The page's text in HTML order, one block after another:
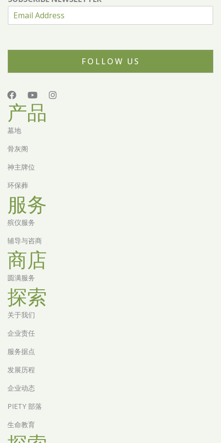
FOLLOW US
产品
墓地
骨灰阁
神主牌位
环保葬
服务
殡仪服务
辅导与咨商
商店
圆满服务
探索
关于我们
企业责任
服务据点
发展历程
企业动态
PIETY 部落
生命教育